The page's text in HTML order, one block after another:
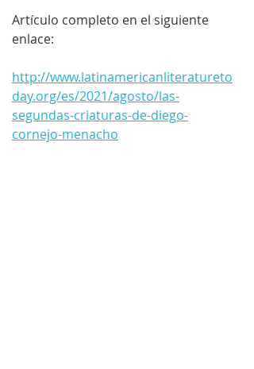
Artículo completo en el siguiente
enlace:
http://www.latinamericanliteratureto
day.org/es/2021/agosto/las-
segundas-criaturas-de-diego-
cornejo-menacho